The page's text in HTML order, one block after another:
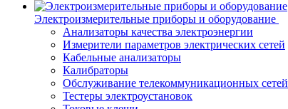
Электроизмерительные приборы и оборудование
Анализаторы качества электроэнергии
Измерители параметров электрических сетей
Кабельные анализаторы
Калибраторы
Обслуживание телекоммуникационных сетей
Тестеры электроустановок